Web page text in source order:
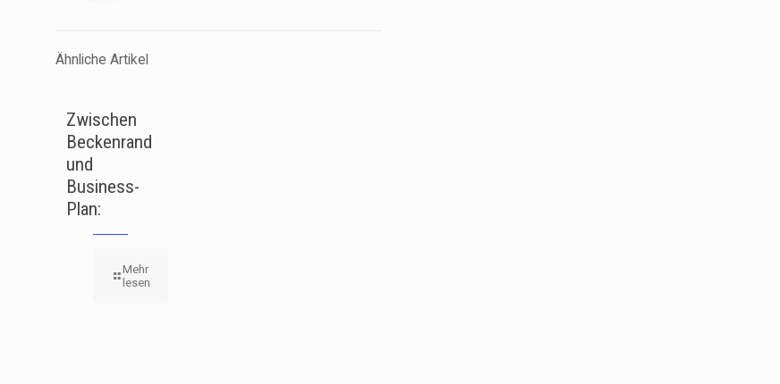
Ähnliche Artikel
Zwischen
Beckenrand
und
Business-
Plan:
Mehr
lesen